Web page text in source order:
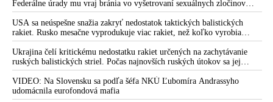
bol presvedčený o opaku
Federálne úrady mu vraj bránia vo vyšetrovaní sexuálnych zločinov
organizátora pedofilnej siete Jeffreyho Epsteina. Ten mal nariadiť, aby
dve dievčatá zo zahraničia, ktoré boli uškrtené počas drsného
fetišistického sexu, pochovali v blízkosti jeho ranča v tomto americkom
štáte
USA sa neúspešne snažia zakryť nedostatok taktických balistických
rakiet. Rusko mesačne vyprodukuje viac rakiet, než koľko vyrobia
všetci producenti systémov Patriot dohromady
Ukrajina čelí kritickému nedostatku rakiet určených na zachytávanie
ruských balistických striel. Počas najnovších ruských útokov sa jej
nepodarilo zostreliť ani jednu. Volodymyr Zelenskyj sa v zúfalstve snaží
prostredníctvom NATO zabezpečiť ich dodávky
VIDEO: Na Slovensku sa podľa šéfa NKÚ Ľubomíra Andrassyho
udomácnila eurofondová mafia